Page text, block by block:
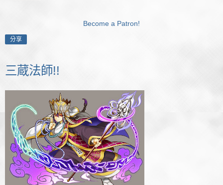
Become a Patron!
分享
三蔵法師!!